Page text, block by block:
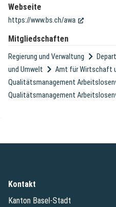
Webseite
https://www.bs.ch/awa (External
Mitgliedschaften
Regierung und Verwaltung
und Umwelt
Amt für Wirtschaft
Qualitätsmanagement
Qualitätsmanagement
Kontakt
Kanton Basel-Stadt